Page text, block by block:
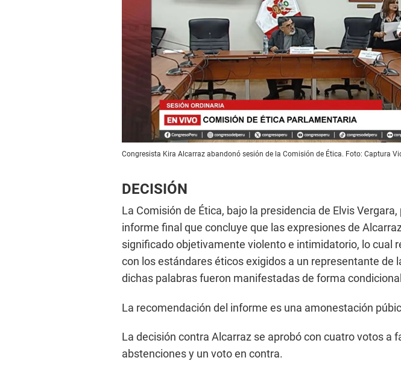
Congresista Kira Alcarraz abandonó sesión de la Comisión de Ética. Foto: Captura
DECISIÓN
La Comisión de Ética, bajo la presidencia de Elvis
informe final que concluye que las expresiones de
significado objetivamente violento e intimidatorio, lo cual
con los estándares éticos exigidos a un representante de
dichas palabras fueron manifestadas de forma
La recomendación del informe es una amonestación
La decisión contra Alcarraz se aprobó con cuatro votos a
abstenciones y un voto en contra.